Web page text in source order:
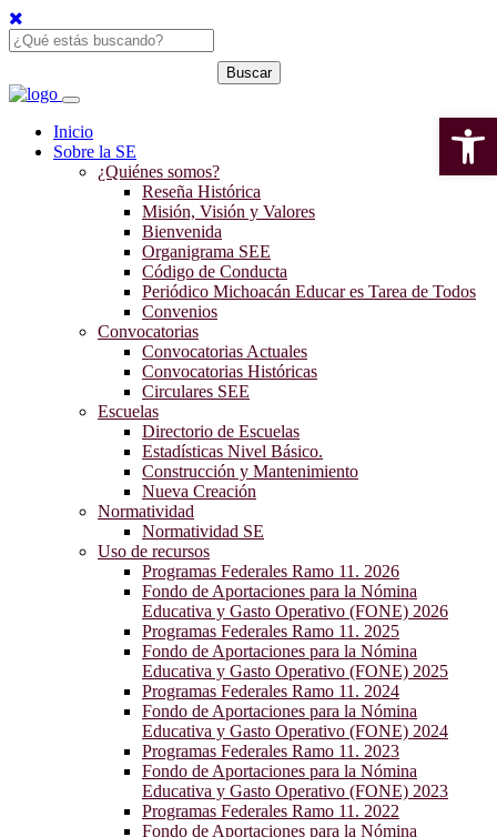
Inicio
Sobre la SE
¿Quiénes somos?
Reseña Histórica
Misión, Visión y Valores
Bienvenida
Organigrama SEE
Código de Conducta
Periódico Michoacán Educar es Tarea de Todos
Convenios
Convocatorias
Convocatorias Actuales
Convocatorias Históricas
Circulares SEE
Escuelas
Directorio de Escuelas
Estadísticas Nivel Básico.
Construcción y Mantenimiento
Nueva Creación
Normatividad
Normatividad SE
Uso de recursos
Programas Federales Ramo 11. 2026
Fondo de Aportaciones para la Nómina
Educativa y Gasto Operativo (FONE) 2026
Programas Federales Ramo 11. 2025
Fondo de Aportaciones para la Nómina
Educativa y Gasto Operativo (FONE) 2025
Programas Federales Ramo 11. 2024
Fondo de Aportaciones para la Nómina
Educativa y Gasto Operativo (FONE) 2024
Programas Federales Ramo 11. 2023
Fondo de Aportaciones para la Nómina
Educativa y Gasto Operativo (FONE) 2023
Programas Federales Ramo 11. 2022
Fondo de Aportaciones para la Nómina